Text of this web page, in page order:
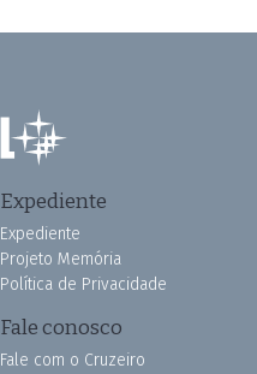
Expediente
Expediente
Projeto Memória
Política de Privacidade
Fale conosco
Fale com o Cruzeiro